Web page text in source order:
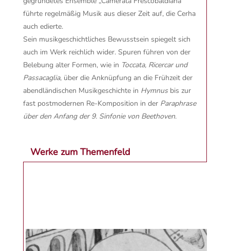
führte regelmäßig Musik aus dieser Zeit auf, die Cerha
auch edierte.
Sein musikgeschichtliches Bewusstsein spiegelt sich
auch im Werk reichlich wider. Spuren führen von der
Belebung alter Formen, wie in Toccata, Ricercar und
Passacaglia, über die Anknüpfung an die Frühzeit der
abendländischen Musikgeschichte in Hymnusbis zur
fast postmodernen Re-Komposition in der Paraphrase
über den Anfang der 9. Sinfonie von Beethoven.
Werke zum Themenfeld